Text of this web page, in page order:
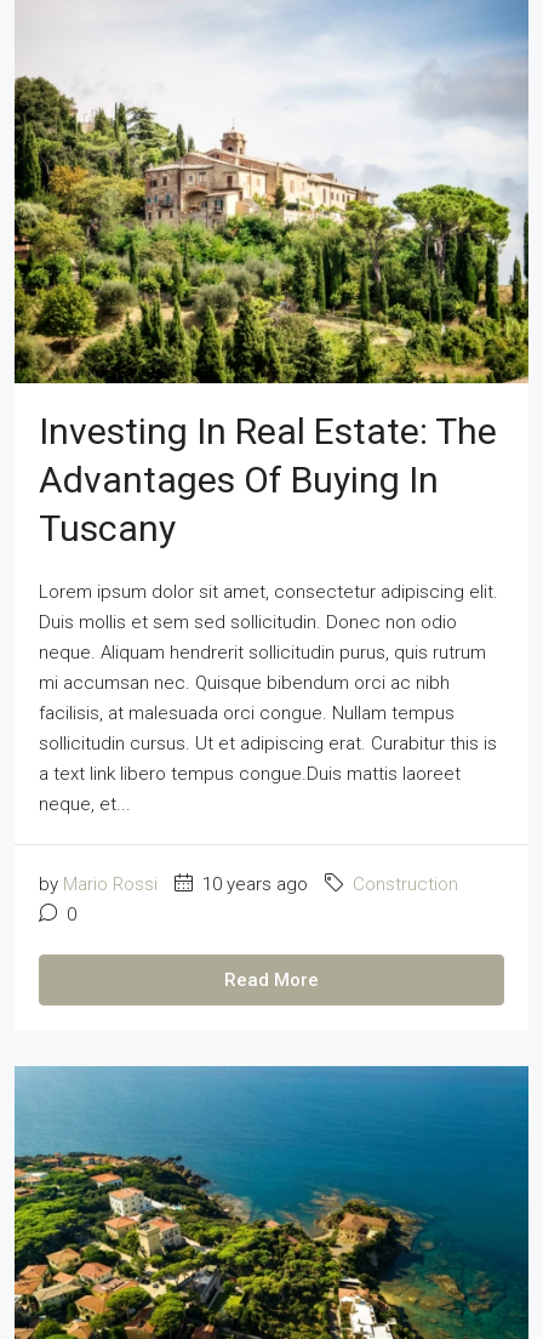
Investing In Real Estate: The
Advantages Of Buying In
Tuscany
Lorem ipsum dolor sit amet, consectetur adipiscing elit.
Duis mollis et sem sed sollicitudin. Donec non odio
neque. Aliquam hendrerit sollicitudin purus, quis rutrum
mi accumsan nec. Quisque bibendum orci ac nibh
facilisis, at malesuada orci congue. Nullam tempus
sollicitudin cursus. Ut et adipiscing erat. Curabitur this is
a text link libero tempus congue.Duis mattis laoreet
neque, et...
by Mario Rossi 10 years ago
Construction
0
Read More